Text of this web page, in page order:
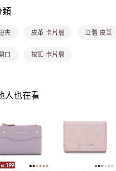
類
夾 皮革 卡片層 立體 皮革
口 按釦 卡片層
人也在看